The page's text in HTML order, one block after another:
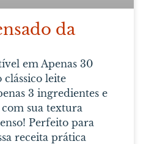
da
em Apenas 30
clássico leite
3 ingredientes e
sua textura
Perfeito para
receita prática